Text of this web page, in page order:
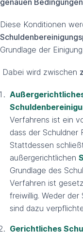
genauen
Diese Konditionen
Grundlage der
Dabei wird zwischen
Verfahrens ist ein
dass der Schuldner
Stattdessen
außergerichtlichen
Grundlage des
Verfahren ist
freiwillig. Weder
sind dazu
Gerichtliches